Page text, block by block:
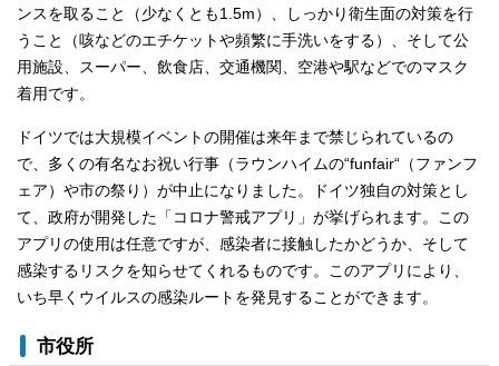
ンスを取ること（少なくとも1.5m）、しっかり衛生面の対策を行
うこと（咳などのエチケットや頻繁に手洗いをする）、そして公
用施設、スーパー、飲食店、交通機関、空港や駅などでのマスク
着用です。
ドイツでは大規模イベントの開催は来年まで禁じられているの
で、多くの有名なお祝い行事（ラウンハイムの“funfair“（ファンフ
ェア）や市の祭り）が中止になりました。ドイツ独自の対策とし
て、政府が開発した「コロナ警戒アプリ」が挙げられます。この
アプリの使用は任意ですが、感染者に接触したかどうか、そして
感染するリスクを知らせてくれるものです。このアプリにより、
いち早くウイルスの感染ルートを発見することができます。
市役所